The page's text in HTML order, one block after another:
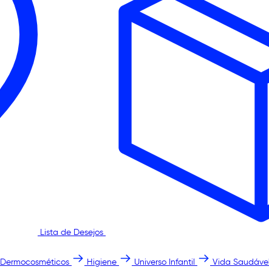
Lista de Desejos
Dermocosméticos Higiene Universo Infantil Vida Saudável